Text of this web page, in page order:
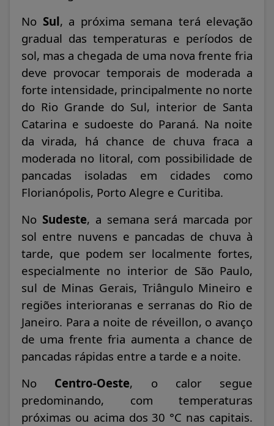
No Sul, a próxima semana terá elevação
gradual das temperaturas e períodos de
sol, mas a chegada de uma nova frente fria
deve provocar temporais de moderada a
forte intensidade, principalmente no norte
do Rio Grande do Sul, interior de Santa
Catarina e sudoeste do Paraná. Na noite
da virada, há chance de chuva fraca a
moderada no litoral, com possibilidade de
pancadas isoladas em cidades como
Florianópolis, Porto Alegre e Curitiba.
No Sudeste, a semana será marcada por
sol entre nuvens e pancadas de chuva à
tarde, que podem ser localmente fortes,
especialmente no interior de São Paulo,
sul de Minas Gerais, Triângulo Mineiro e
regiões interioranas e serranas do Rio de
Janeiro. Para a noite de réveillon, o avanço
de uma frente fria aumenta a chance de
pancadas rápidas entre a tarde e a noite.
No Centro-Oeste, o calor segue
predominando, com temperaturas
próximas ou acima dos 30 °C nas capitais.